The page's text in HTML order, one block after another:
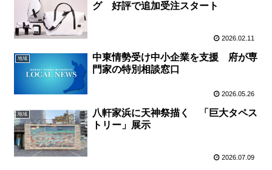
グ 好評で追加受注スタート
2026.02.11
地域
中東情勢受け中小企業を支援 府が専
門家の特別相談窓口
2026.05.26
地域
八軒家浜に天神祭描く 「巨大タペス
トリー」展示
2026.07.09